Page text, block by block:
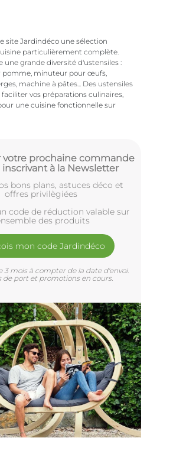
site Jardindéco une sélection
particulièrement complète.
une grande diversité d'ustensiles :
pomme, minuteur pour œufs,
machine à pâtes... Des ustensiles
vos préparations culinaires,
une cuisine fonctionnelle sur
votre prochaine commande
inscrivant à la Newsletter
bons plans, astuces déco et
offres privilègiées
code de réduction valable sur
des produits
mon code Jardindéco
3 mois à compter de la date d'envoi.
de port et promotions en cours.